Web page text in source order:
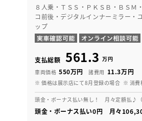
８人乗・ＴＳＳ・ＰＫＳＢ・ＢＳＭ
コ前後・デジタルインナーミラー・
ップ
支払総額 561.3 万円
車両価格 550万円 諸費用 11.3万円
※ 価格は展示店にて8月登録の場合 ※ 消費
頭金・ボーナス払い無し！ 月々定額払♪（
頭金・ボーナス払い0円 月々